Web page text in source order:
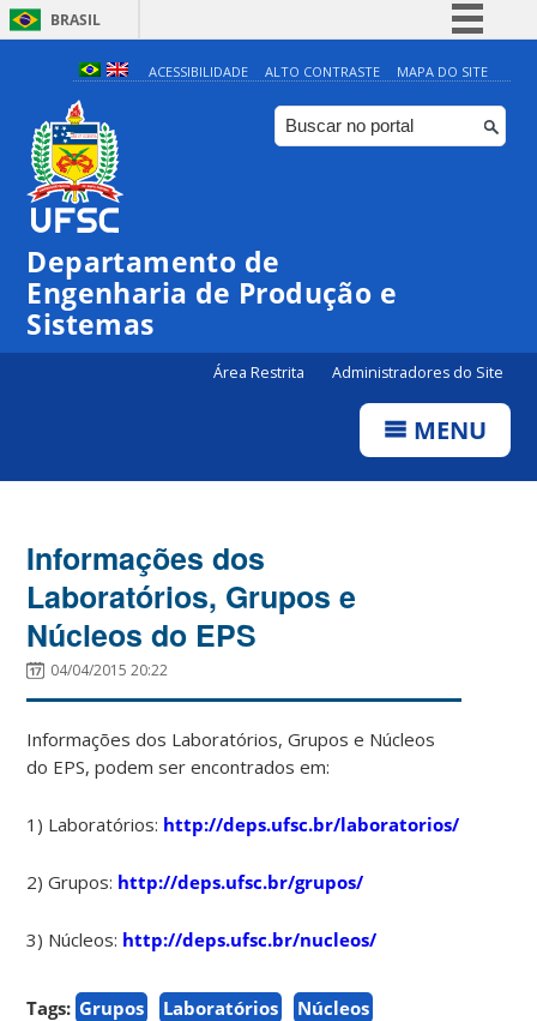
BRASIL
Simplifique!
Comunica BR
Participe
ACESSIBILIDADE ALTO CONTRASTE MAPA DO SITE
Departamento de
Engenharia de Produção e
Sistemas
Área Restrita Administradores do Site
MENU
Informações dos
Laboratórios, Grupos e
Núcleos do EPS
04/04/2015 20:22
Informações dos Laboratórios, Grupos e Núcleos
do EPS, podem ser encontrados em:
1) Laboratórios: http://deps.ufsc.br/laboratorios/
2) Grupos: http://deps.ufsc.br/grupos/
3) Núcleos: http://deps.ufsc.br/nucleos/
Tags: Grupos Laboratórios Núcleos